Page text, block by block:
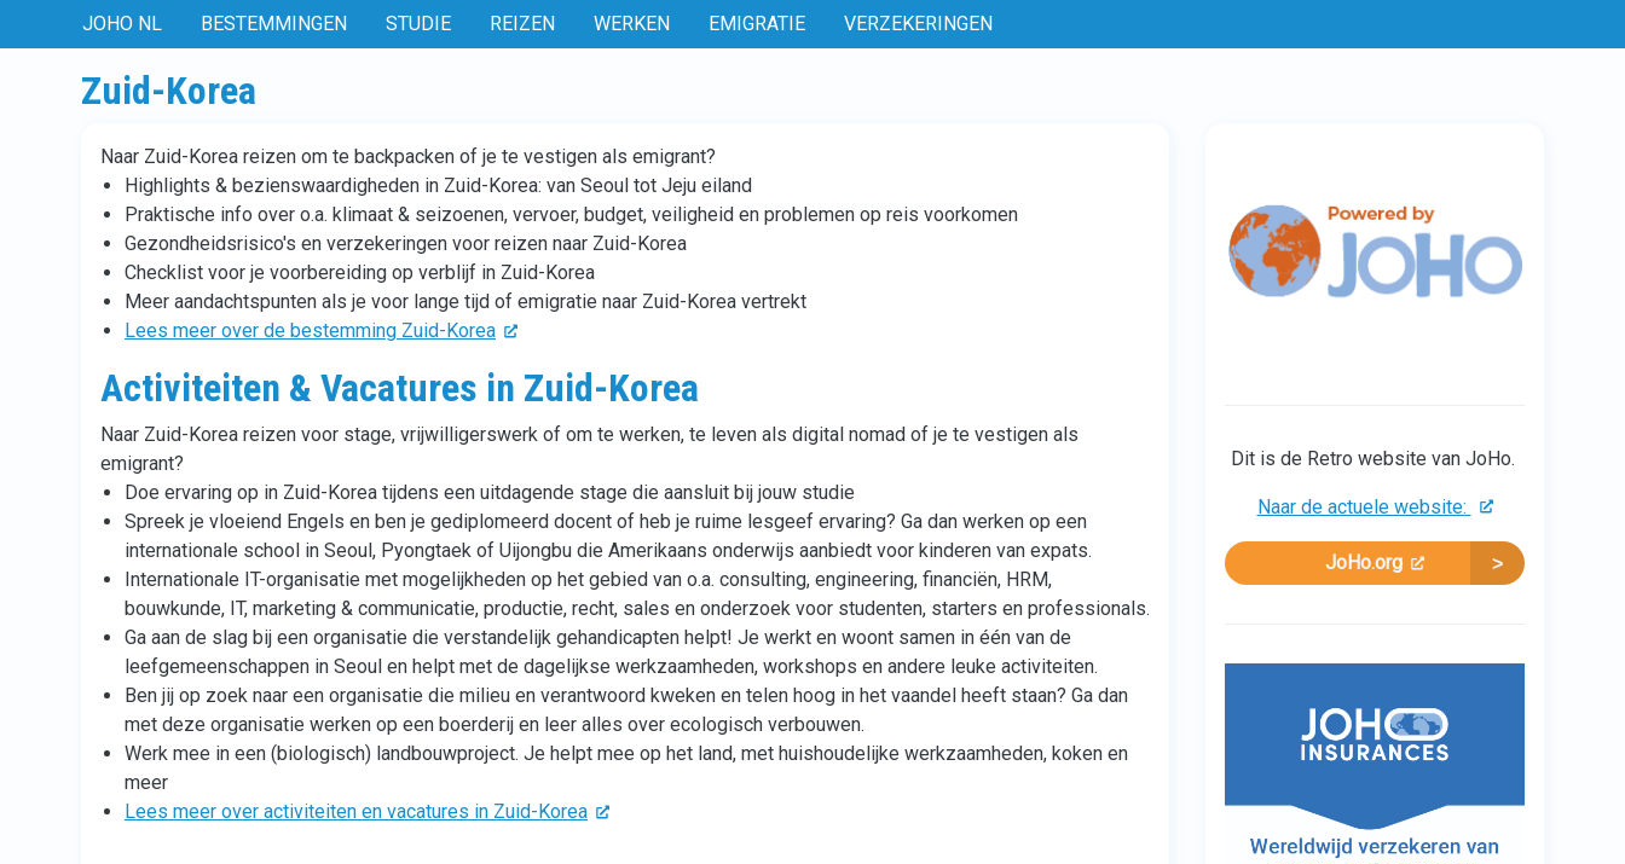
JOHO NL BESTEMMINGEN STUDIE REIZEN WERKEN EMIGRATIE VERZEKERINGEN
Zuid-Korea
Naar Zuid-Korea reizen om te backpacken of je te vestigen als emigrant?
Highlights & bezienswaardigheden in Zuid-Korea: van Seoul tot Jeju eiland
Praktische info over o.a. klimaat & seizoenen, vervoer, budget, veiligheid en problemen op reis voorkomen
Gezondheidsrisico's en verzekeringen voor reizen naar Zuid-Korea
Checklist voor je voorbereiding op verblijf in Zuid-Korea
Meer aandachtspunten als je voor lange tijd of emigratie naar Zuid-Korea vertrekt
Lees meer over de bestemming Zuid-Korea
Activiteiten & Vacatures in Zuid-Korea
Naar Zuid-Korea reizen voor stage, vrijwilligerswerk of om te werken, te leven als digital nomad of je te vestigen als
emigrant?
Doe ervaring op in Zuid-Korea tijdens een uitdagende stage die aansluit bij jouw studie
Spreek je vloeiend Engels en ben je gediplomeerd docent of heb je ruime lesgeef ervaring? Ga dan werken op een
internationale school in Seoul, Pyongtaek of Uijongbu die Amerikaans onderwijs aanbiedt voor kinderen van expats.
Internationale IT-organisatie met mogelijkheden op het gebied van o.a. consulting, engineering, financiën, HRM,
bouwkunde, IT, marketing & communicatie, productie, recht, sales en onderzoek voor studenten, starters en professionals.
Ga aan de slag bij een organisatie die verstandelijk gehandicapten helpt! Je werkt en woont samen in één van de
leefgemeenschappen in Seoul en helpt met de dagelijkse werkzaamheden, workshops en andere leuke activiteiten.
Ben jij op zoek naar een organisatie die milieu en verantwoord kweken en telen hoog in het vaandel heeft staan? Ga dan
met deze organisatie werken op een boerderij en leer alles over ecologisch verbouwen.
Werk mee in een (biologisch) landbouwproject. Je helpt mee op het land, met huishoudelijke werkzaamheden, koken en
meer
Lees meer over activiteiten en vacatures in Zuid-Korea
Dit is de Retro website van JoHo.
Naar de actuele website:
JoHo.org